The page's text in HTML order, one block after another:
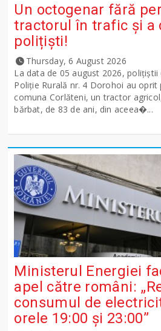
Un octogenar fără
tractorul în trafic și a
polițiști!
Thursday, 6 August 2026
La data de 05 august 2026, polițiștii
Poliție Rurală nr. 4 Dorohoi au
comuna Corlăteni, un tractor
bărbat, de 83 de ani, din aceea�...
Ministerul Energiei
apel către români:
consumul de
orele 19:00 și 23:00”